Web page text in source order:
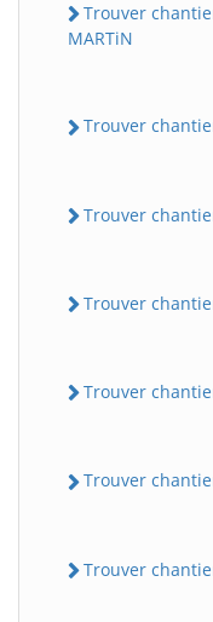
Trouver
MARTiN
Trouver
Trouver
Trouver
Trouver
Trouver
Trouver